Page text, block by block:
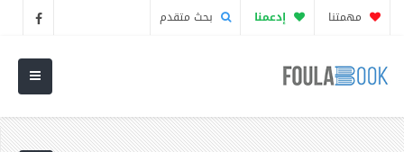
مهمتنا إدعمنا بحث متقدم